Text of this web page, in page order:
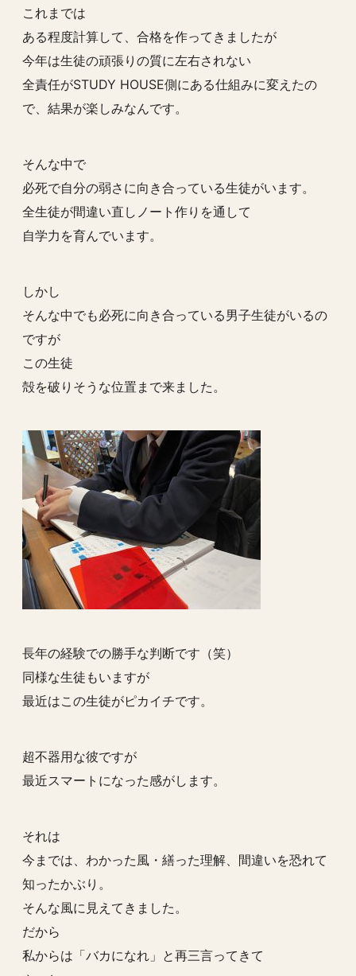
これまでは
ある程度計算して、合格を作ってきましたが
今年は生徒の頑張りの質に左右されない
全責任がSTUDY HOUSE側にある仕組みに変えたの
で、結果が楽しみなんです。
そんな中で
必死で自分の弱さに向き合っている生徒がいます。
全生徒が間違い直しノート作りを通して
自学力を育んでいます。
しかし
そんな中でも必死に向き合っている男子生徒がいるの
ですが
この生徒
殻を破りそうな位置まで来ました。
長年の経験での勝手な判断です（笑）
同様な生徒もいますが
最近はこの生徒がピカイチです。
超不器用な彼ですが
最近スマートになった感がします。
それは
今までは、わかった風・繕った理解、間違いを恐れて
知ったかぶり。
そんな風に見えてきました。
だから
私からは「バカになれ」と再三言ってきて